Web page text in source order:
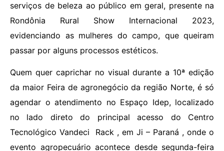
serviços de beleza ao público em geral, presente na
Rondônia Rural Show Internacional 2023,
evidenciando as mulheres do campo, que queiram
passar por alguns processos estéticos.
Quem quer caprichar no visual durante a 10ª edição
da maior Feira de agronegócio da região Norte, é só
agendar o atendimento no Espaço Idep, localizado
no lado direto do principal acesso do Centro
Tecnológico Vandeci Rack , em Ji – Paraná , onde o
evento agropecuário acontece desde segunda-feira